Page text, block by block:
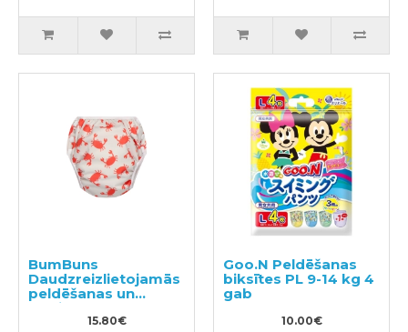
BumBuns
Daudzreizlietojamās
peldēšanas un
podiņmācību
autiņbiksīte M 11–15
15.80€
Goo.N Peldēšanas
biksītes PL 9-14 kg 4
gab
10.00€